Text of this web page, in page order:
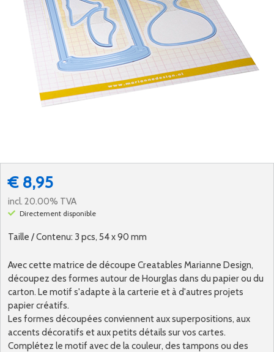
Taille / Contenu: 3 pcs, 54 x 90 mm
€ 8,95
incl. 20.00% TVA
Directement disponible
Avec cette matrice de découpe Creatables Marianne Design,
découpez des formes autour de Hourglas dans du papier ou du
carton. Le motif s'adapte à la carterie et à d'autres projets
papier créatifs.
Les formes découpées conviennent aux superpositions, aux
accents décoratifs et aux petits détails sur vos cartes.
Complétez le motif avec de la couleur, des tampons ou des